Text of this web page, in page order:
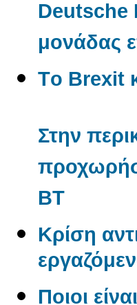
Deutsche
μονάδας
Tο Βrexit
Στην
BT
Κρίση
Ποιοι